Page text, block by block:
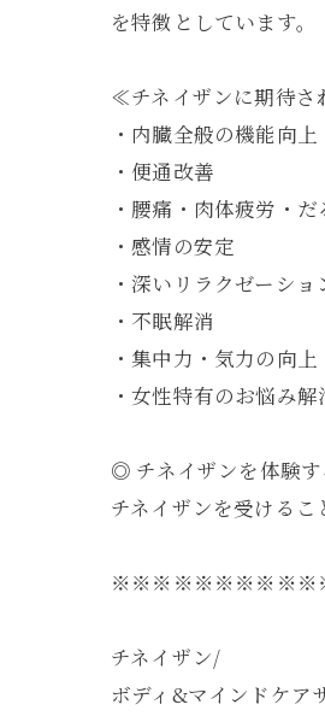
を特徴としています。
≪チネイザンに期待
・内臓全般の機能向上
・便通改善
・腰痛・肉体疲労・
・感情の安定
・深いリラクゼーショ
・不眠解消
・集中力・気力の向上
・女性特有のお悩み解
◎ チネイザンを体験
チネイザンを受けるこ
チネイザン/
ボディ&マインドケア